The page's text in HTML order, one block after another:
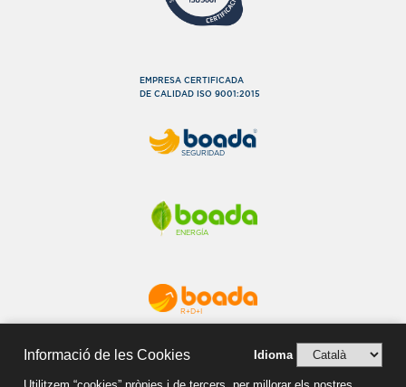
EMPRESA CERTIFICADA
DE CALIDAD ISO 9001:2015
SEGURIDAD
ENERGÍA
R+D+I
Informació de les Cookies Idioma